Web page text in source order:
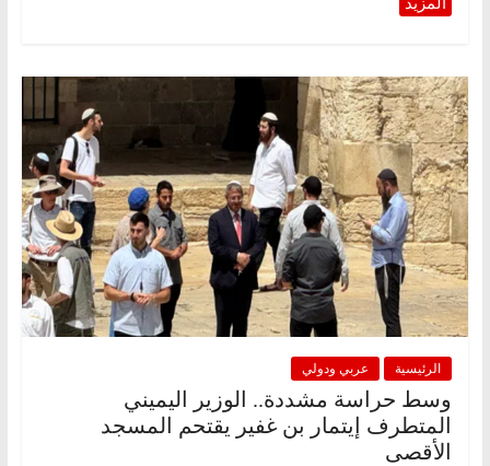
الرئيسية عربي ودولي
وسط حراسة مشددة.. الوزير اليميني
المتطرف إيتمار بن غفير يقتحم المسجد
الأقصى